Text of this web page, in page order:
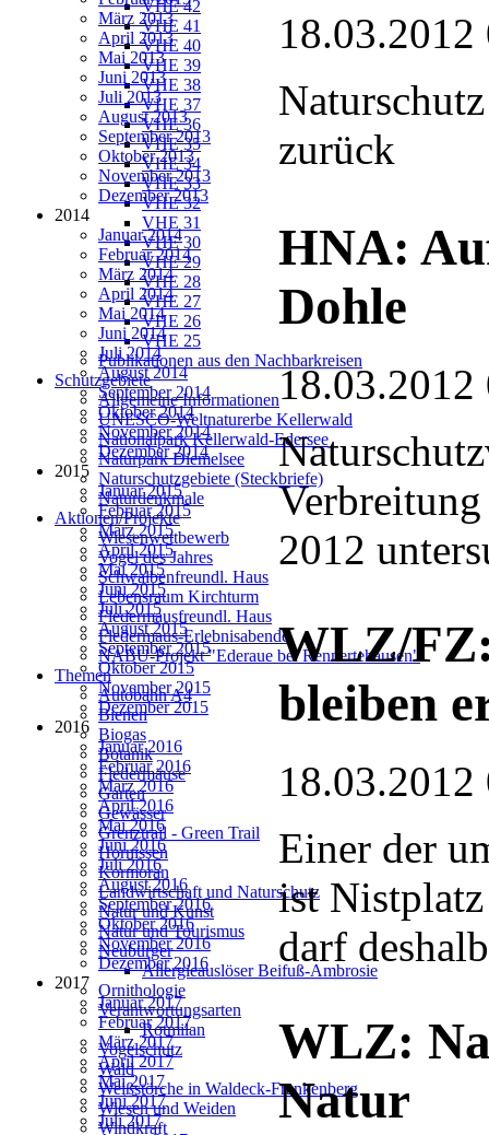
VHE 42
VHE 41
VHE 40
VHE 39
VHE 38
VHE 37
VHE 36
VHE 35
VHE 34
VHE 33
VHE 32
VHE 31
VHE 30
VHE 29
VHE 28
VHE 27
VHE 26
VHE 25
Publikationen aus den Nachbarkreisen
Schutzgebiete
Allgemeine Informationen
UNESCO-Weltnaturerbe Kellerwald
Nationalpark Kellerwald-Edersee
Naturpark Diemelsee
Naturschutzgebiete (Steckbriefe)
Naturdenkmale
Aktionen/Projekte
Wiesenwettbewerb
Vogel des Jahres
Schwalbenfreundl. Haus
Lebensraum Kirchturm
Fledermausfreundl. Haus
Fledermaus-Erlebnisabende
NABU-Projekt "Ederaue bei Rennertehausen"
Themen
Autobahn A4
Bienen
Biogas
Botanik
Fledermäuse
Garten
Gewässer
Grenztrail - Green Trail
Hornissen
Kormoran
Landwirtschaft und Naturschutz
Natur und Kunst
Natur und Tourismus
Neubürger
Allergieauslöser Beifuß-Ambrosie
Ornithologie
Verantwortungsarten
Rotmilan
Vogelschutz
Wald
Weißstörche in Waldeck-Frankenberg
Wiesen und Weiden
Windkraft
März 2013
April 2013
Mai 2013
Juni 2013
Juli 2013
August 2013
September 2013
Oktober 2013
November 2013
Dezember 2013
2014
Januar 2014
Februar 2014
März 2014
April 2014
Mai 2014
Juni 2014
Juli 2014
August 2014
September 2014
Oktober 2014
November 2014
Dezember 2014
2015
Januar 2015
Februar 2015
März 2015
April 2015
Mai 2015
Juni 2015
Juli 2015
August 2015
September 2015
Oktober 2015
November 2015
Dezember 2015
2016
Januar 2016
Februar 2016
März 2016
April 2016
Mai 2016
Juni 2016
Juli 2016
August 2016
September 2016
Oktober 2016
November 2016
Dezember 2016
2017
Januar 2017
Februar 2017
März 2017
April 2017
Mai 2017
Juni 2017
Juli 2017
18.03.2012
zurück
HNA:
Dohle
18.03.2012
Verbreitung
2012
WLZ/
bleiben
18.03.2012
Einer der
ist
darf
WLZ:
Natur